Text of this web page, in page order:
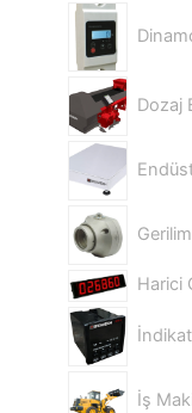
Dozaj
Harici
İş